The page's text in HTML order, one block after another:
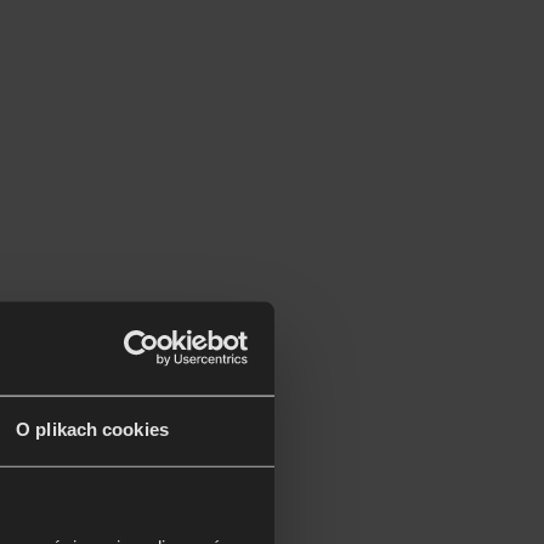
O plikach cookies